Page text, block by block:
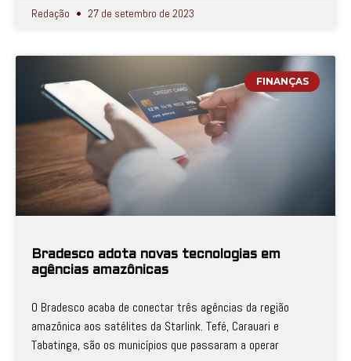
Redação 27 de setembro de 2023
FINANÇAS
Bradesco adota novas tecnologias em
agências amazônicas
O Bradesco acaba de conectar três agências da região
amazônica aos satélites da Starlink. Tefé, Carauari e
Tabatinga, são os municípios que passaram a operar